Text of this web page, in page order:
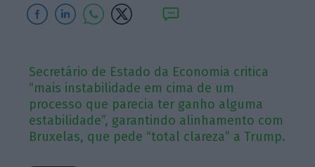
Secretário de Estado da Economia critica
“mais instabilidade em cima de um
processo que parecia ter ganho alguma
estabilidade”, garantindo alinhamento com
Bruxelas, que pede “total clareza” a Trump.